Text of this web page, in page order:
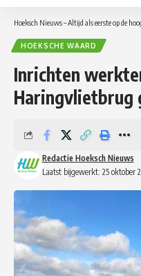
Hoeksch Nieuws – Altijd als eerste op de
HOEKSCHE WAARD
Inrichten
Haringvlietbrug
Laatst bijgewerkt: 25 oktober
Redactie Hoeksch Nieuws